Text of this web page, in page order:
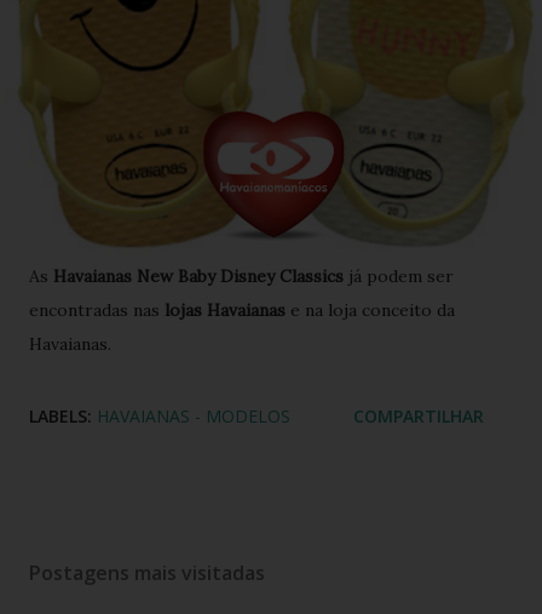
As Havaianas New Baby Disney Classics já podem ser
encontradas nas lojas Havaianas e na loja conceito da
Havaianas.
LABELS: HAVAIANAS - MODELOS COMPARTILHAR
Postagens mais visitadas